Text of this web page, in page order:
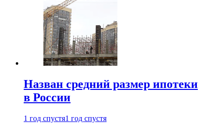
Назван средний размер ипотеки
в России
1 год спустя1 год спустя